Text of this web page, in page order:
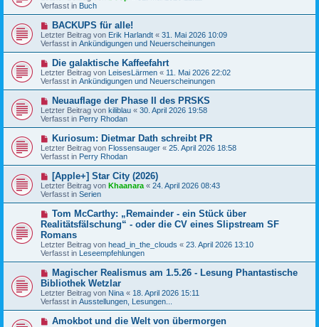
i
t
a
g
u
e
B
e
i
t
a
g
Verfasst in Buch
N
e
u
e
B
e
i
t
a
g
BACKUPS für alle!
Letzter Beitrag von Erik Harlandt « 31. Mai 2026 10:09
Verfasst in Ankündigungen und Neuerscheinungen
N
e
u
e
B
e
i
t
a
g
Die galaktische Kaffeefahrt
Letzter Beitrag von LeisesLärmen « 11. Mai 2026 22:02
Verfasst in Ankündigungen und Neuerscheinungen
N
e
u
e
B
e
i
t
a
g
Neuauflage der Phase II des PRSKS
Letzter Beitrag von kiliblau « 30. April 2026 19:58
Verfasst in Perry Rhodan
N
e
u
e
B
e
i
t
a
g
Kuriosum: Dietmar Dath schreibt PR
Letzter Beitrag von Flossensauger « 25. April 2026 18:58
Verfasst in Perry Rhodan
N
e
u
e
e
i
t
r
g
[Apple+] Star City (2026)
Letzter Beitrag von Khaanara « 24. April 2026 08:43
Verfasst in Serien
N
u
e
r
B
e
t
r
a
g
Tom McCarthy: „Remainder - ein Stück über
Realitätsfälschung“ - oder die CV eines Slipstream SF
Romans
Letzter Beitrag von head_in_the_clouds « 23. April 2026 13:10
Verfasst in Leseempfehlungen
N
e
u
e
r
B
e
Magischer Realismus am 1.5.26 - Lesung Phantastische
Bibliothek Wetzlar
Letzter Beitrag von Nina « 18. April 2026 15:11
Verfasst in Ausstellungen, Lesungen...
N
Amokbot und die Welt von übermorgen